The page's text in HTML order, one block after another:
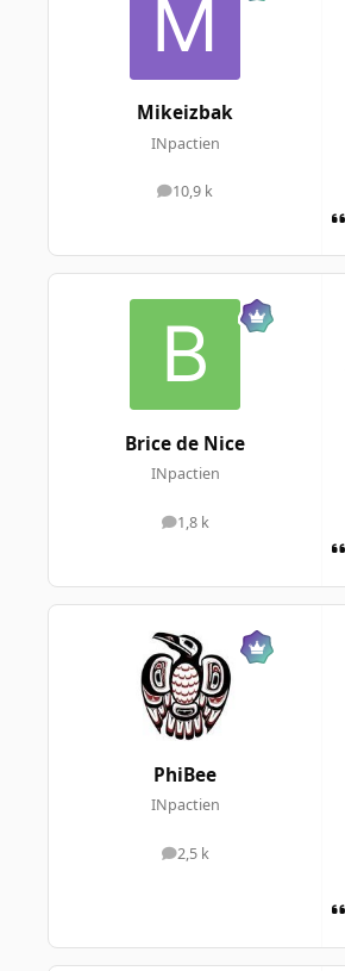
Mikeizbak
INpactien
10,9 k
messages
Brice de Nice
INpactien
1,8 k
messages
PhiBee
INpactien
2,5 k
messages